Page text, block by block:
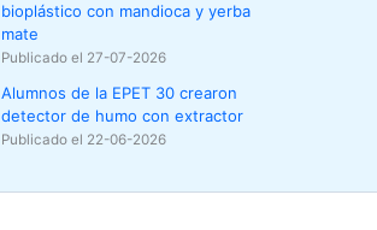
bioplástico con mandioca y yerba
mate
Publicado el 27-07-2026
Alumnos de la EPET 30 crearon
detector de humo con extractor
Publicado el 22-06-2026